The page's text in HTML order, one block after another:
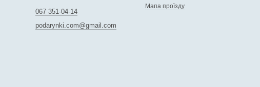
067 351-04-14
podarynki.com@gmail.com
Мапа проїзду